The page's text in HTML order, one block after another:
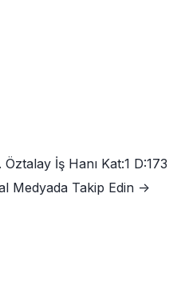
İş Hanı Kat:1 D:173
Medyada Takip Edin ->